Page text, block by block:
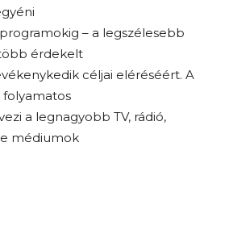
– a legszélesebb
érdekelt
céljai eléréséért. A
a legnagyobb TV, rádió,
médiumok